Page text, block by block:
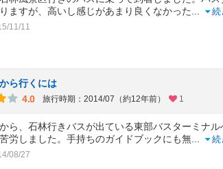
ますが、高いし感じがあまり良くなかった
続
11/11
ら行くには
4.0
旅行時期：2014/07（約12年前） 1
ら、石林行きバスが出ている東部バスターミナ
労しました。手持ちのガイドブックにも無
続
08/27